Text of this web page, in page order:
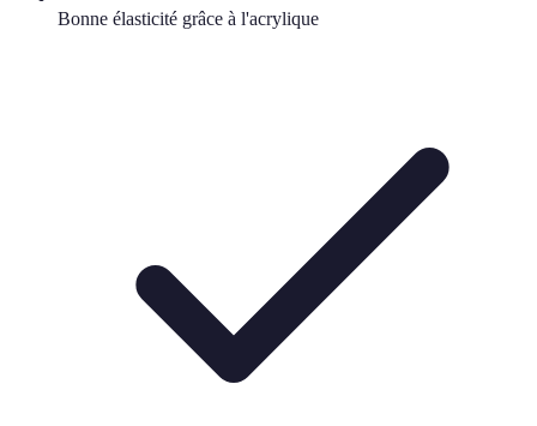
Bonne élasticité grâce à l'acrylique